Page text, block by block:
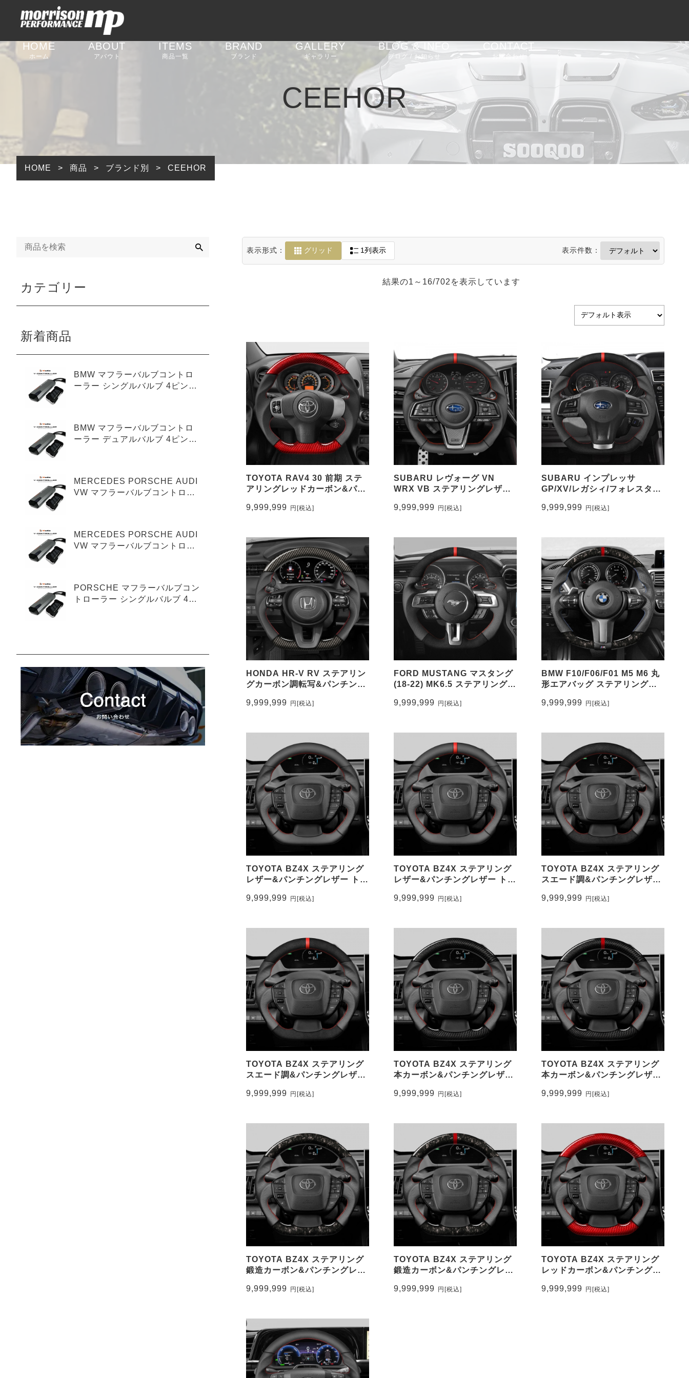
HOME
ホーム
ABOUT
アバウト
ITEMS
商品一覧
車高調
エアロパーツ
ステアリング
BRAND
ブランド
AGT SHOCK
GALLERY
ギャラリー
BMW 2 Series G42
BMW M2 F87
BMW M2 G87
BMW 8 Series G14
G15 G16
BMW iX3 G08
BMW X3M F97
BMW X5M F95
BLOG & INFO
ブログ / お知らせ
お知らせ
ブログ
ピックアップ
CONTACT
お問合わせ
CEEHOR
HOME > 商品 > ブランド別 > CEEHOR
表示形式： グリッド 1列表示 表示件数：
結果の1～16/702を表示しています
TOYOTA RAV4 30 前期 ステ
アリングレッドカーボン&パン
し CEEHOR-315_COCA
9,999,999 円[税込]
SUBARU レヴォーグ VN
WRX VB ステアリングレザー
ク有り CEEHOR-
9,999,999 円[税込]
SUBARU インプレッサ
GP/XV/レガシィ/フォレスター
チングレザー トップマーク有
9,999,999 円[税込]
HONDA HR-V RV ステアリン
グカーボン調転写&パンチング
CEEHOR-HR22_WAC
9,999,999 円[税込]
FORD MUSTANG マスタング
(18-22) MK6.5 ステアリングス
ップマーク有り CEEHOR-
9,999,999 円[税込]
BMW F10/F06/F01 M5 M6 丸
形エアバッグ ステアリング鍛
トップマーク有り CEEHOR-
9,999,999 円[税込]
TOYOTA BZ4X ステアリング
レザー&パンチングレザー トッ
BZ4_NAP
9,999,999 円[税込]
TOYOTA BZ4X ステアリング
レザー&パンチングレザー トッ
BZ4_NAPO
9,999,999 円[税込]
TOYOTA BZ4X ステアリング
スエード調&パンチングレザー
BZ4_ACNA
9,999,999 円[税込]
TOYOTA BZ4X ステアリング
スエード調&パンチングレザー
BZ4_ACNAO
9,999,999 円[税込]
TOYOTA BZ4X ステアリング
本カーボン&パンチングレザー
BZ4_CAR
9,999,999 円[税込]
TOYOTA BZ4X ステアリング
本カーボン&パンチングレザー
BZ4_CARO
9,999,999 円[税込]
TOYOTA BZ4X ステアリング
鍛造カーボン&パンチングレザ
CEEHOR-BZ4_FOC
9,999,999 円[税込]
TOYOTA BZ4X ステアリング
鍛造カーボン&パンチングレザ
CEEHOR-BZ4_FOCO
9,999,999 円[税込]
TOYOTA BZ4X ステアリング
レッドカーボン&パンチングレ
CEEHOR-BZ4_COCA
9,999,999 円[税込]
カテゴリー
新着商品
BMW マフラーバルブコントロ
ーラー シングルバルブ 4ピンタ
BMW マフラーバルブコントロ
ーラー デュアルバルブ 4ピンタ
MERCEDES PORSCHE AUDI
VW マフラーバルブコントロー
MERCEDES PORSCHE AUDI
VW マフラーバルブコントロー
PORSCHE マフラーバルブコン
トローラー シングルバルブ 4ピ